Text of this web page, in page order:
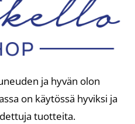
ja hyvän olon
on käytössä hyviksi ja
tuotteita.